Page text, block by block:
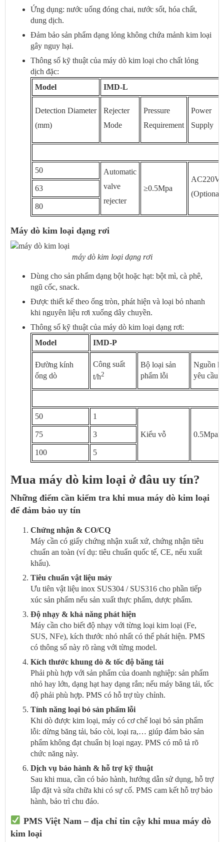
Ứng dụng: nước uống đóng chai, nước sốt, hóa chất,
dung dịch.
Đảm bảo sản phẩm dạng lỏng không chứa mảnh kim loại
gây nguy hại.
Thông số kỹ thuật của máy dò kim loại cho chất lỏng
dịch đặc:
Model
IMD-L
Detection Diameter
(mm)
Rejecter
Mode
Pressure
Requirement
Power
Supply
50
Automatic
valve
rejecter
≥0.5Mpa
AC220V
(Optional)
63
80
Máy dò kim loại dạng rơi
máy dò kim loại dạng rơi
Dùng cho sản phẩm dạng bột hoặc hạt: bột mì, cà phê,
ngũ cốc, snack.
Được thiết kế theo ống tròn, phát hiện và loại bỏ nhanh
khi nguyên liệu rơi xuống dây chuyền.
Thông số kỹ thuật của máy dò kim loại dạng rơi:
Model
IMD-P
Đường kính
ống dò
Công suất
t/h2
Bộ loại sản
phẩm lỗi
Nguồn
yêu cầu
50 1
Kiểu vỗ 0.5Mpa≥
75 3
100 5
Mua máy dò kim loại ở đâu uy tín?
Những điểm cần kiểm tra khi mua máy dò kim loại
để đảm bảo uy tín
Chứng nhận & CO/CQ
Máy cần có giấy chứng nhận xuất xứ, chứng nhận tiêu
chuẩn an toàn (ví dụ: tiêu chuẩn quốc tế, CE, nếu xuất
khẩu).
Tiêu chuẩn vật liệu máy
Ưu tiên vật liệu inox SUS304 / SUS316 cho phần tiếp
xúc sản phẩm nếu sản xuất thực phẩm, dược phẩm.
Độ nhạy & khả năng phát hiện
Máy cần cho biết độ nhạy với từng loại kim loại (Fe,
SUS, NFe), kích thước nhỏ nhất có thể phát hiện. PMS
có thông số này rõ ràng với từng model.
Kích thước khung dò & tốc độ băng tải
Phải phù hợp với sản phẩm của doanh nghiệp: sản phẩm
nhỏ hay lớn, dạng hạt hay dạng rắn; nếu máy băng tải, tốc
độ phải phù hợp. PMS có hỗ trợ tùy chỉnh.
Tính năng loại bỏ sản phẩm lỗi
Khi dò được kim loại, máy có cơ chế loại bỏ sản phẩm
lỗi: dừng băng tải, báo còi, loại ra,… giúp đảm bảo sản
phẩm không đạt chuẩn bị loại ngay. PMS có mô tả rõ
chức năng này.
Dịch vụ bảo hành & hỗ trợ kỹ thuật
Sau khi mua, cần có bảo hành, hướng dẫn sử dụng, hỗ trợ
lắp đặt và sửa chữa khi có sự cố. PMS cam kết hỗ trợ bảo
hành, bảo trì chu đáo.
PMS Việt Nam – địa chỉ tin cậy khi mua máy dò
kim loại